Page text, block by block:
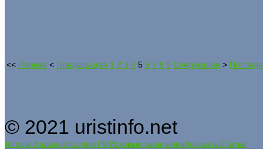
<< Первая < Предыдущая 1 2 3 4 5 6 7 8 9 Следующая >
© 2021 uristinfo.net
Історія УкраїниИстория РФИсковые заявленияКонтактыСтатьи